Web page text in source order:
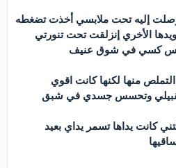
إليه تحت ملابسي أخذت تضغطه
الأخري إنزلقت تحت تنورتي
كسي في شوق عنيف
منها لكنها كانت اقوي
تقبيلي وتحسس جسدي في شبق
كانت يداها تسمر يداي بعيد